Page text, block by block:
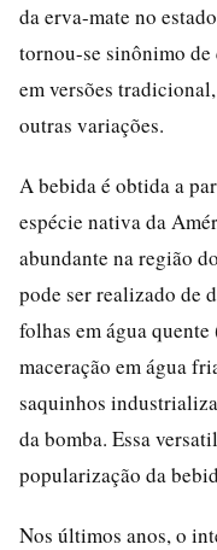
da erva-mate no
tornou-se sinônimo
em versões
outras variações.
A bebida é obtida a
espécie nativa da
abundante na região
pode ser realizado de
folhas em água
maceração em água
saquinhos
da bomba. Essa
popularização da
Nos últimos anos, o